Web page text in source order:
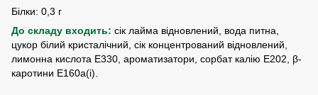
Білки: 0,3 г
До складу входить: сік лайма відновлений, вода питна,
цукор білий кристалічний, сік концентрований відновлений,
лимонна кислота E330, ароматизатори, сорбат калію E202, β-
каротини E160a(i).